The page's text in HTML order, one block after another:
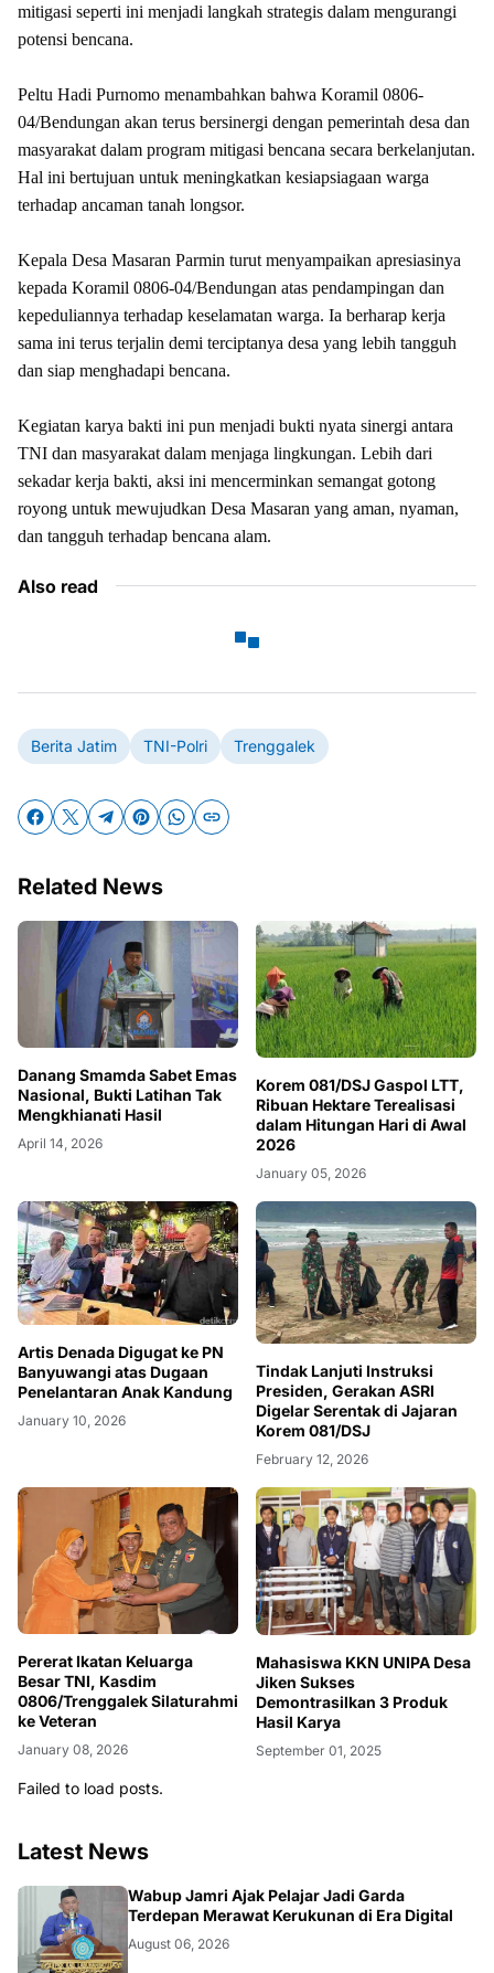
mitigasi seperti ini menjadi langkah strategis dalam mengurangi
potensi bencana.
Peltu Hadi Purnomo menambahkan bahwa Koramil 0806-
04/Bendungan akan terus bersinergi dengan pemerintah desa dan
masyarakat dalam program mitigasi bencana secara berkelanjutan.
Hal ini bertujuan untuk meningkatkan kesiapsiagaan warga
terhadap ancaman tanah longsor.
Kepala Desa Masaran Parmin turut menyampaikan apresiasinya
kepada Koramil 0806-04/Bendungan atas pendampingan dan
kepeduliannya terhadap keselamatan warga. Ia berharap kerja
sama ini terus terjalin demi terciptanya desa yang lebih tangguh
dan siap menghadapi bencana.
Kegiatan karya bakti ini pun menjadi bukti nyata sinergi antara
TNI dan masyarakat dalam menjaga lingkungan. Lebih dari
sekadar kerja bakti, aksi ini mencerminkan semangat gotong
royong untuk mewujudkan Desa Masaran yang aman, nyaman,
dan tangguh terhadap bencana alam.
Also read
Berita Jatim TNI-Polri Trenggalek
Related News
Danang Smamda Sabet Emas
Nasional, Bukti Latihan Tak
Mengkhianati Hasil
April 14, 2026
Korem 081/DSJ Gaspol LTT,
Ribuan Hektare Terealisasi
dalam Hitungan Hari di Awal
2026
January 05, 2026
Artis Denada Digugat ke PN
Banyuwangi atas Dugaan
Penelantaran Anak Kandung
January 10, 2026
Tindak Lanjuti Instruksi
Presiden, Gerakan ASRI
Digelar Serentak di Jajaran
Korem 081/DSJ
February 12, 2026
Pererat Ikatan Keluarga
Besar TNI, Kasdim
0806/Trenggalek Silaturahmi
ke Veteran
January 08, 2026
Mahasiswa KKN UNIPA Desa
Jiken Sukses
Demontrasilkan 3 Produk
Hasil Karya
September 01, 2025
Failed to load posts.
Latest News
BERITA
Wabup Jamri Ajak Pelajar Jadi Garda
Terdepan Merawat Kerukunan di Era Digital
August 06, 2026